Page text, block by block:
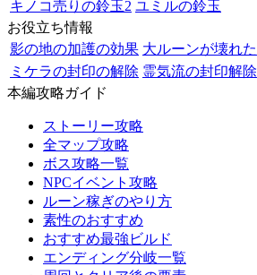
キノコ売りの鈴玉2 ユミルの鈴玉
お役立ち情報
影の地の加護の効果 大ルーンが壊れた
ミケラの封印の解除 霊気流の封印解除
本編攻略ガイド
ストーリー攻略
全マップ攻略
ボス攻略一覧
NPCイベント攻略
ルーン稼ぎのやり方
素性のおすすめ
おすすめ最強ビルド
エンディング分岐一覧